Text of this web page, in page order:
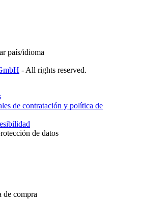
país/idioma
- All rights reserved.
de contratación y política de
de datos
de compra